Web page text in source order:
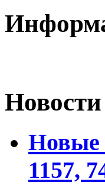
Новости
Новые
1157,